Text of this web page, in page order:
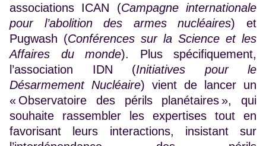
associations ICAN (Campagne internationale
pour l’abolition des armes nucléaires) et
Pugwash (Conférences sur la Science et les
Affaires du monde). Plus spécifiquement,
l’association IDN (Initiatives pour le
Désarmement Nucléaire) vient de lancer un
« Observatoire des périls planétaires », qui
souhaite rassembler les expertises tout en
favorisant leurs interactions, insistant sur